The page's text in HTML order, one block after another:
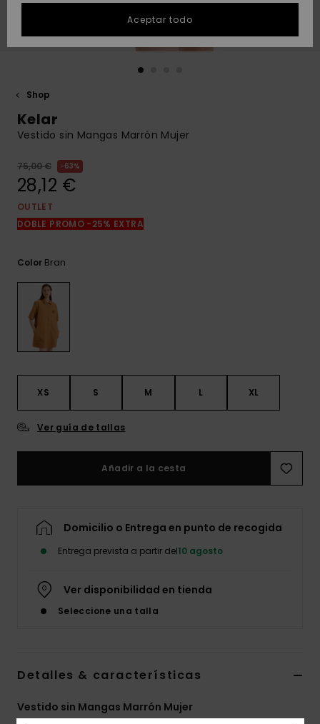
Inicia una
conversación
la respuesta
más rápida a
nuestro
Shop
Kelar
Vestido sin Mangas Marrón Mujer
75,00 € 63%
28,12 €
OUTLET
DOBLE PROMO -25% EXTRA
Color Bran
XS S M L XL
Ver guía de tallas
Añadir a la cesta
Domicilio o Entrega en punto de recogida
Entrega prevista a partir del10 agosto
Ver disponibilidad en tienda
Seleccione una talla
Detalles & características
Vestido sin Mangas Marrón Mujer
Aceptar todo